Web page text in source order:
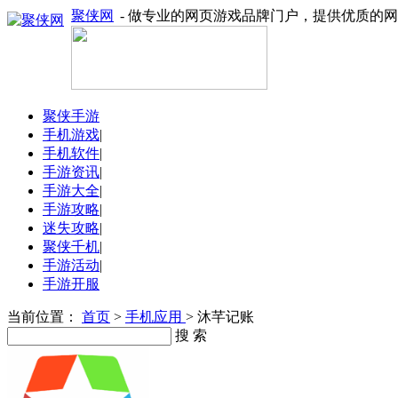
聚侠网 - 做专业的网页游戏品牌门户，提供优质的
聚侠手游
手机游戏|
手机软件|
手游资讯|
手游大全|
手游攻略|
迷失攻略|
聚侠千机|
手游活动|
手游开服
当前位置： 首页 > 手机应用 > 沐芊记账
搜 索